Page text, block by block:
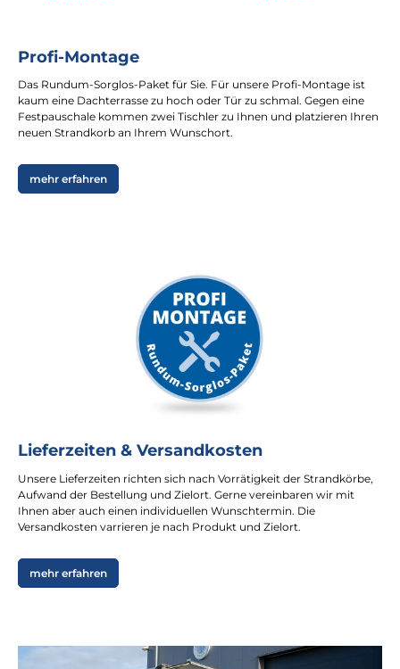
Profi-Montage
Das Rundum-Sorglos-Paket für Sie. Für unsere Profi-Montage ist
kaum eine Dachterrasse zu hoch oder Tür zu schmal. Gegen eine
Festpauschale kommen zwei Tischler zu Ihnen und platzieren Ihren
neuen Strandkorb an Ihrem Wunschort.
mehr erfahren
Lieferzeiten & Versandkosten
Unsere Lieferzeiten richten sich nach Vorrätigkeit der Strandkörbe,
Aufwand der Bestellung und Zielort. Gerne vereinbaren wir mit
Ihnen aber auch einen individuellen Wunschtermin. Die
Versandkosten varrieren je nach Produkt und Zielort.
mehr erfahren